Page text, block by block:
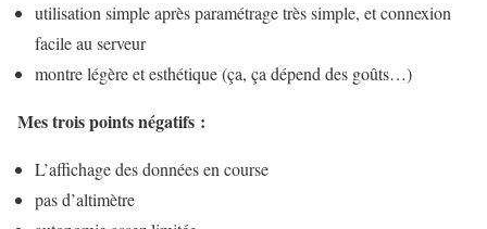
utilisation simple après paramétrage très simple, et connexion
facile au serveur
montre légère et esthétique (ça, ça dépend des goûts…)
Mes trois points négatifs :
L’affichage des données en course
pas d’altimètre